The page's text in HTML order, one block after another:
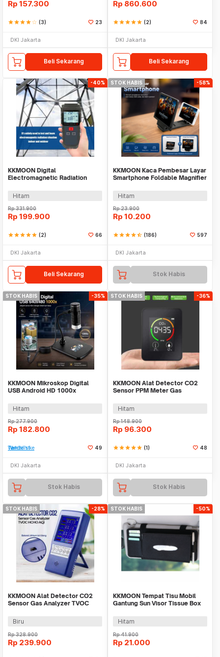
Rp 157.300
starstarstarstarstar_border (3) 23
DKI Jakarta
Beli Sekarang
Rp 860.600
starstarstarstarstar (2) 84
DKI Jakarta
Beli Sekarang
-40%
KKMOON Digital
Electromagnetic Radiation
ET825
Hitam
Rp331.900
Rp 199.900
starstarstarstarstar (2) 66
DKI Jakarta
Beli Sekarang
STOK HABIS -58%
KKMOON Kaca Pembesar Layar
Smartphone Foldable Magnifier
Hitam
Rp23.900
Rp 10.200
starstarstarstarstar_half (186) 597
DKI Jakarta
Stok Habis
STOK HABIS -35%
KKMOON Mikroskop Digital
USB Android HD 1000x
Hitam
Rp277.900
Rp 182.800
Tambah ke Watchlist 49
DKI Jakarta
Stok Habis
STOK HABIS -36%
KKMOON Alat Detector CO2
Sensor PPM Meter Gas
Hitam
Rp148.900
Rp 96.300
starstarstarstarstar (1) 48
DKI Jakarta
Stok Habis
STOK HABIS -28%
KKMOON Alat Detector CO2
Sensor Gas Analyzer TVOC
Biru
Rp328.900
Rp 239.900
STOK HABIS -50%
KKMOON Tempat Tisu Mobil
Gantung Sun Visor Tissue Box
Hitam
Rp41.900
Rp 21.000